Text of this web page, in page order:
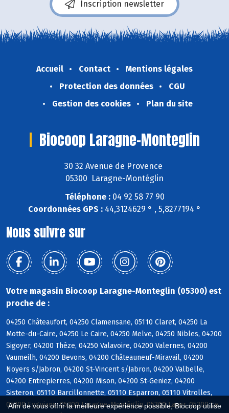
Afin de vous offrir la meilleure expérience possible, Biocoop utilise
Inscription newsletter
Accueil Contact
Mentions légales
Protection des données
CGU
Gestion des cookies
Plan du site
Biocoop Laragne-Monteglin
30 32 Avenue de Provence
05300 Laragne-Montéglin
Téléphone :04 92 58 77 90
Coordonnées GPS : 44,3124629 ° , 5,8277194 °
Nous suivre sur
Votre magasin Biocoop Laragne-Monteglin (05300) est
proche de :
04250 Châteaufort, 04250 Clamensane, 05110 Claret, 04250 La
Motte-du-Caire, 04250 Le Caire, 04250 Melve, 04250 Nibles, 04200
Sigoyer, 04200 Thèze, 04250 Valavoire, 04200 Valernes, 04200
Vaumeilh, 04200 Bevons, 04200 Châteauneuf-Miravail, 04200
Noyers s/Jabron, 04200 St-Vincent s/Jabron, 04200 Valbelle,
04200 Entrepierres, 04200 Mison, 04200 St-Geniez, 04200
Sisteron, 05110 Barcillonnette, 05110 Esparron, 05110 Vitrolles,
05300 Eyguians, 05300 Laragne-Montéglin, 05300 Lazer, 05300 Le